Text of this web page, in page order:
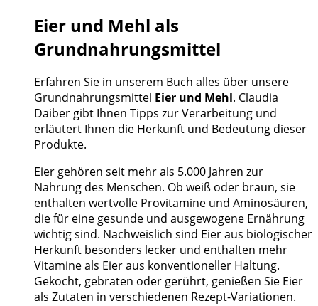
Eier und Mehl als
Grundnahrungsmittel
Erfahren Sie in unserem Buch alles über unsere
Grundnahrungsmittel Eier und Mehl. Claudia
Daiber gibt Ihnen Tipps zur Verarbeitung und
erläutert Ihnen die Herkunft und Bedeutung dieser
Produkte.
Eier gehören seit mehr als 5.000 Jahren zur
Nahrung des Menschen. Ob weiß oder braun, sie
enthalten wertvolle Provitamine und Aminosäuren,
die für eine gesunde und ausgewogene Ernährung
wichtig sind. Nachweislich sind Eier aus biologischer
Herkunft besonders lecker und enthalten mehr
Vitamine als Eier aus konventioneller Haltung.
Gekocht, gebraten oder gerührt, genießen Sie Eier
als Zutaten in verschiedenen Rezept-Variationen.